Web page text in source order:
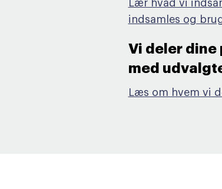
Lær hvad vi
indsamles og
Vi deler dine
med
Læs om hvem vi